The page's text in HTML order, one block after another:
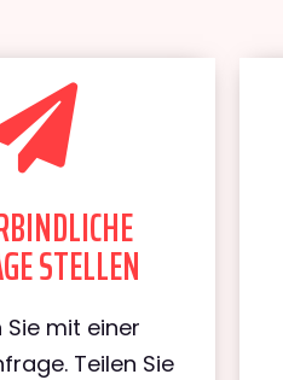
STELLEN
Sie mit einer
Teilen Sie